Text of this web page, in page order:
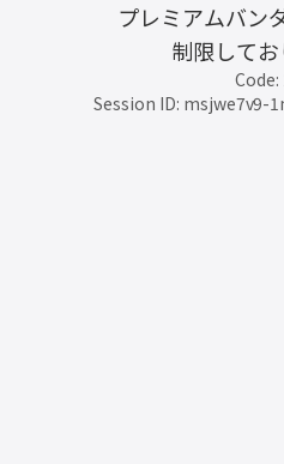
プレミアムバン
制限してお
Code:
Session ID: msjwe7v9-